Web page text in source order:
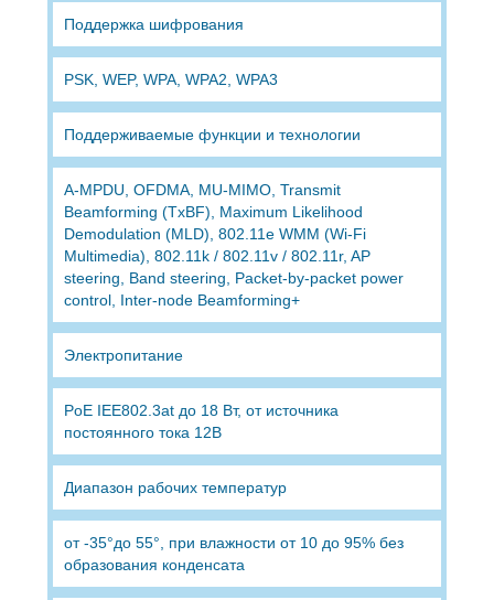
Поддержка шифрования
PSK, WEP, WPA, WPA2, WPA3
Поддерживаемые функции и технологии
A-MPDU, OFDMA, MU-MIMO, Transmit
Beamforming (TxBF), Maximum Likelihood
Demodulation (MLD), 802.11e WMM (Wi-Fi
Multimedia), 802.11k / 802.11v / 802.11r, AP
steering, Band steering, Packet-by-packet power
control, Inter-node Beamforming+
Электропитание
PoE IEE802.3at до 18 Вт, от источника
постоянного тока 12В
Диапазон рабочих температур
от -35°до 55°, при влажности от 10 до 95% без
образования конденсата